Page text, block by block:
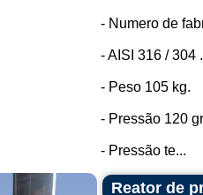
- Numero de
- AISI 316 / 304 .
- Peso 105 kg.
- Pressão 120
- Pressão te...
Reator de